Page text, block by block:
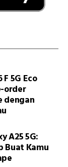
5G Eco
order
dengan
A25 5G:
Buat Kamu